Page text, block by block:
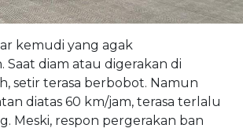
kemudi yang agak
diam atau digerakan di
setir terasa berbobot. Namun
diatas 60 km/jam, terasa terlalu
Meski, respon pergerakan ban